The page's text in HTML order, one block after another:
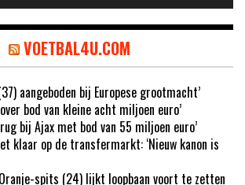
VOETBAL4U.COM
aangeboden bij Europese grootmacht’
bod van kleine acht miljoen euro’
bij Ajax met bod van 55 miljoen euro’
klaar op de transfermarkt: ‘Nieuw kanon is
spits (24) lijkt loopbaan voort te zetten